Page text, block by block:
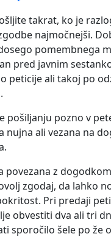
takrat, ko je
najmočnejši.
pomembnega
pred javnim
peticije ali takoj po
pošiljanju pozno v
nujna ali vezana na
povezana z
zgodaj, da lahko
Pri predaji
obvestiti dva ali tri
sporočilo šele po že